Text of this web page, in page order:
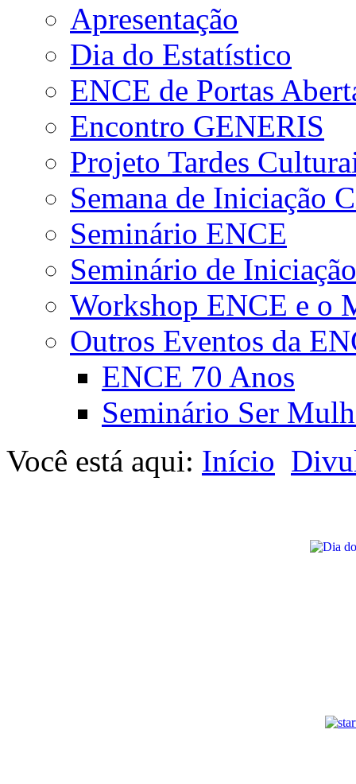
Apresentação
Dia do Estatístico
ENCE de Portas
Encontro GENERIS
Projeto Tardes
Semana de Iniciação
Seminário ENCE
Seminário de
Workshop ENCE e o
Outros Eventos da
ENCE 70 Anos
Seminário Ser
Você está aqui: Início